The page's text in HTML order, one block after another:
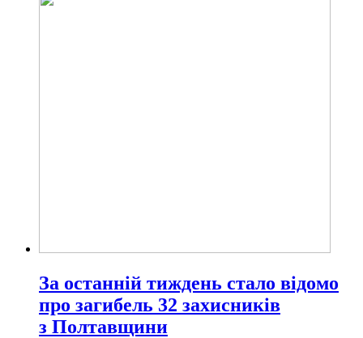
За останній тиждень стало відомо
про загибель 32 захисників
з Полтавщини